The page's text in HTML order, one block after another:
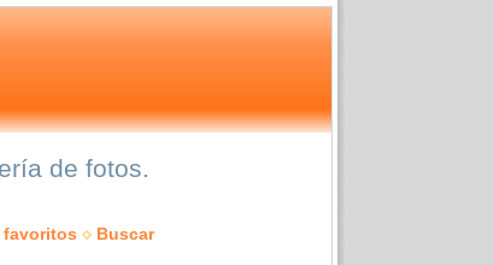
de fotos.
favoritos Buscar